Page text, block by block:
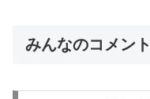
みんなのコメント